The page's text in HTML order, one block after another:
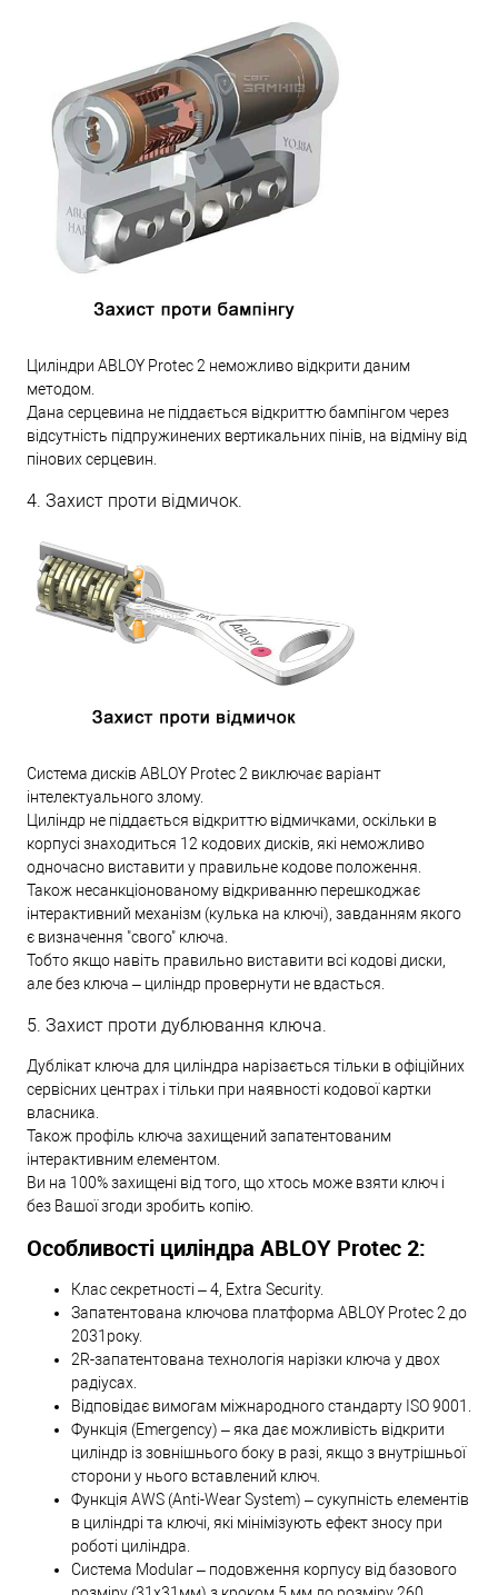
Циліндри ABLOY Protec 2 неможливо відкрити даним
методом.
Дана серцевина не піддається відкриттю бампінгом через
відсутність підпружинених вертикальних пінів, на відміну від
пінових серцевин.
4. Захист проти відмичок.
Система дисків ABLOY Protec 2 виключає варіант
інтелектуального злому.
Циліндр не піддається відкриттю відмичками, оскільки в
корпусі знаходиться 12 кодових дисків, які неможливо
одночасно виставити у правильне кодове положення.
Також несанкціонованому відкриванню перешкоджає
інтерактивний механізм (кулька на ключі), завданням якого
є визначення "свого" ключа.
Тобто якщо навіть правильно виставити всі кодові диски,
але без ключа – циліндр провернути не вдасться.
5. Захист проти дублювання ключа.
Дублікат ключа для циліндра нарізається тільки в офіційних
сервісних центрах і тільки при наявності кодової картки
власника.
Також профіль ключа захищений запатентованим
інтерактивним елементом.
Ви на 100% захищені від того, що хтось може взяти ключ і
без Вашої згоди зробить копію.
Особливості циліндра ABLOY Protec 2:
Клас секретності – 4, Extra Security.
Запатентована ключова платформа ABLOY Protec 2 до
2031року.
2R-запатентована технологія нарізки ключа у двох
радіусах.
Відповідає вимогам міжнародного стандарту ISO 9001.
Функція (Emergency) – яка дає можливість відкрити
циліндр із зовнішнього боку в разі, якщо з внутрішньої
сторони у нього вставлений ключ.
Функція AWS (Anti-Wear System) – сукупність елементів
в циліндрі та ключі, які мінімізують ефект зносу при
роботі циліндра.
Система Modular – подовження корпусу від базового